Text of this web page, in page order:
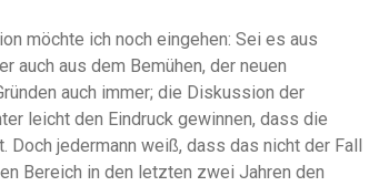
möchte ich noch eingehen: Sei es aus
auch aus dem Bemühen, der neuen
auch immer; die Diskussion der
leicht den Eindruck gewinnen, dass die
jedermann weiß, dass das nicht der Fall
Bereich in den letzten zwei Jahren den